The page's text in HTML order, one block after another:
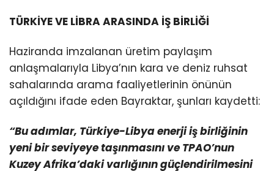
TÜRKİYE VE LİBRA ARASINDA İŞ BİRLİĞİ
Haziranda imzalanan üretim paylaşım
anlaşmalarıyla Libya’nın kara ve deniz ruhsat
sahalarında arama faaliyetlerinin önünün
açıldığını ifade eden Bayraktar, şunları kaydetti:
“Bu adımlar, Türkiye-Libya enerji iş birliğinin
yeni bir seviyeye taşınmasını ve TPAO’nun
Kuzey Afrika’daki varlığının güçlendirilmesini